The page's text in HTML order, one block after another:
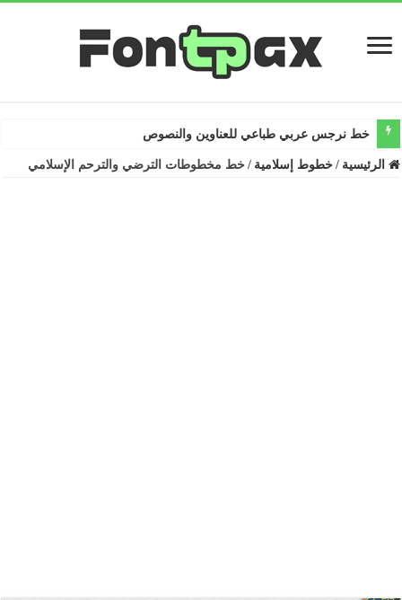
خط نرجس عربي طباعي للعناوين والنصوص
الرئيسية / خطوط إسلامية / خط مخطوطات الترضي والترحم الإسلامي